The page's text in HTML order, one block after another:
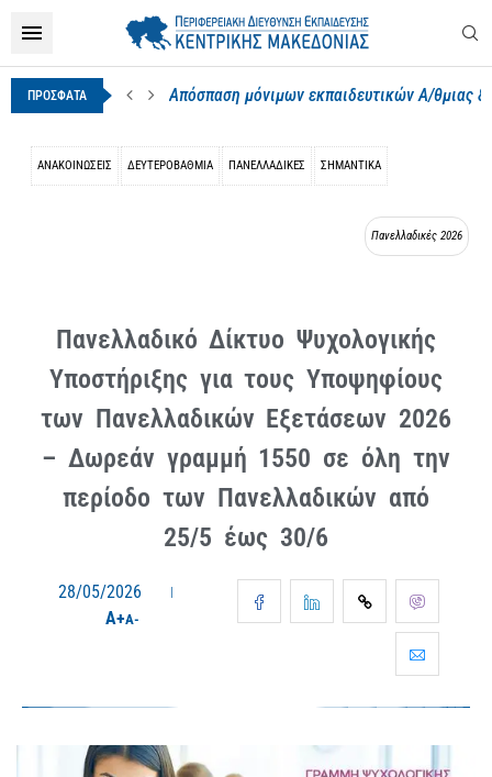
ΠΡΟΣΦΑΤΑ Απόσπαση μόνιμων εκπαιδευτικών Α/θμιας
ΑΝΑΚΟΙΝΩΣΕΙΣ ΔΕΥΤΕΡΟΒΆΘΜΙΑ ΠΑΝΕΛΛΑΔΙΚΈΣ ΣΗΜΑΝΤΙΚΑ
Πανελλαδικές 2026
Πανελλαδικό Δίκτυο Ψυχολογικής
Υποστήριξης για τους Υποψηφίους
των Πανελλαδικών Εξετάσεων 2026
– Δωρεάν γραμμή 1550 σε όλη την
περίοδο των Πανελλαδικών από
25/5 έως 30/6
28/05/2026
A+A-